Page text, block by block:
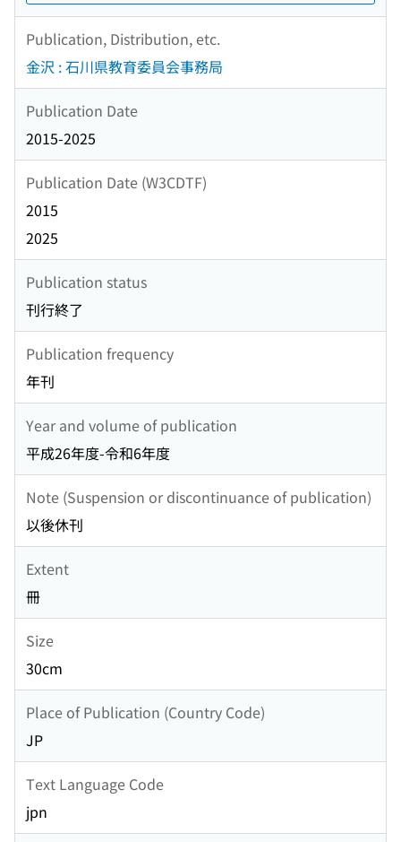
Publication, Distribution, etc.
金沢 : 石川県教育委員会事務局
Publication Date
2015-2025
Publication Date (W3CDTF)
2015
2025
Publication status
刊行終了
Publication frequency
年刊
Year and volume of publication
平成26年度-令和6年度
Note (Suspension or discontinuance of publication)
以後休刊
Extent
冊
Size
30cm
Place of Publication (Country Code)
JP
Text Language Code
jpn